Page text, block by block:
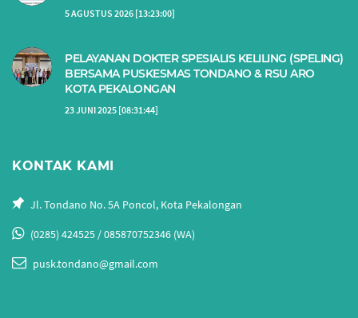
5 AGUSTUS 2026 [13:23:00]
PELAYANAN DOKTER SPESIALIS KELILING (SPELING)
BERSAMA PUSKESMAS TONDANO & RSU ARO
KOTA PEKALONGAN
23 JUNI 2025 [08:31:44]
KONTAK KAMI
Jl. Tondano No. 5A Poncol, Kota Pekalongan
(0285) 424525 / 085870752346 (WA)
pusk.tondano@gmail.com